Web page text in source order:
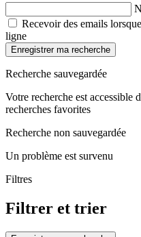
Recevoir des emails
ligne
Enregistrer ma recherche
Recherche sauvegardée
Votre recherche est accessible
recherches favorites
Recherche non sauvegardée
Un problème est survenu
Filtres
Filtrer et trier